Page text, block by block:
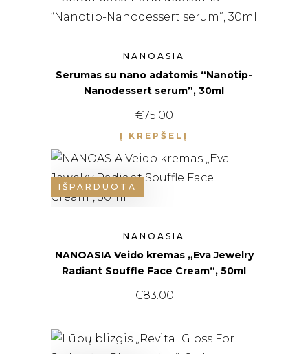
NANOASIA
Serumas su nano adatomis “Nanotip-
Nanodessert serum”, 30ml
€75.00
Į KREPŠELĮ
IŠPARDUOTA
NANOASIA
NANOASIA Veido kremas „Eva Jewelry
Radiant Souffle Face Cream“, 50ml
€83.00